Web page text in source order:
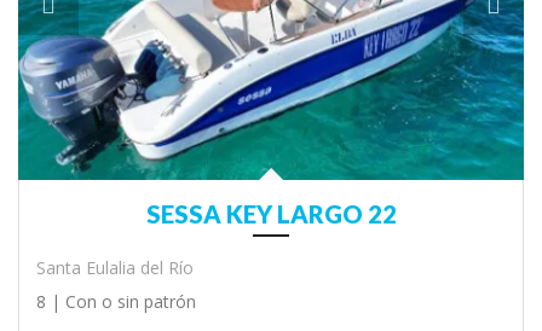
SESSA KEY LARGO 22
Santa Eulalia del Río
8 | Con o sin patrón